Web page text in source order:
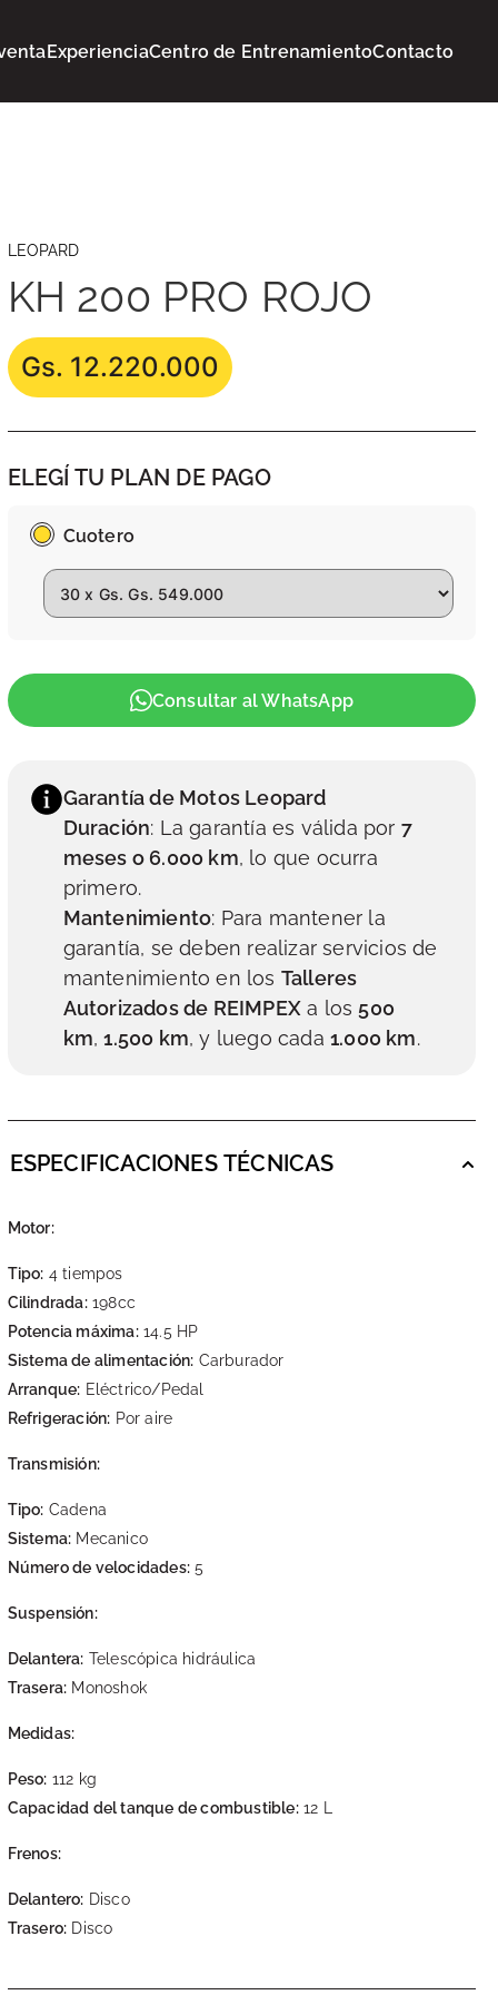
ExperienciaCentro de EntrenamientoContacto
LEOPARD
KH 200 PRO ROJO
Gs. 12.220.000
ELEGÍ TU PLAN DE PAGO
Cuotero
Consultar al WhatsApp
Garantía de Motos Leopard
Duración: La garantía es válida por 7
meses o 6.000 km, lo que ocurra
primero.
Mantenimiento: Para mantener la
garantía, se deben realizar servicios de
mantenimiento en los Talleres
Autorizados de REIMPEX a los 500
km,1.500 km, y luego cada1.000 km.
ESPECIFICACIONES TÉCNICAS
Motor:
Tipo: 4 tiempos
Cilindrada:198cc
Potencia máxima:14.5 HP
Sistema de alimentación: Carburador
Arranque: Eléctrico/Pedal
Refrigeración: Por aire
Transmisión:
Tipo: Cadena
Sistema: Mecanico
Número de velocidades: 5
Suspensión:
Delantera: Telescópica hidráulica
Trasera: Monoshok
Medidas:
Peso: 112 kg
Capacidad del tanque de combustible:12 L
Frenos:
Delantero: Disco
Trasero: Disco